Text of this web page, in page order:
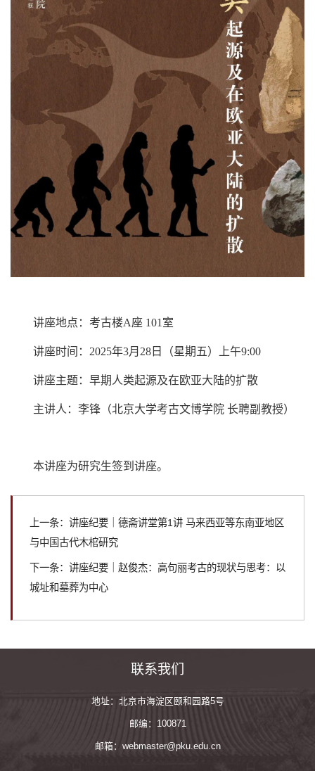
讲座地点：考古楼A座 101室
讲座时间：2025年3月28日（星期五）上午9:00
讲座主题：早期人类起源及在欧亚大陆的扩散
主讲人：李锋（北京大学考古文博学院 长聘副教授）
本讲座为研究生签到讲座。
上一条：讲座纪要｜德斋讲堂第1讲 马来西亚等东南亚地区
与中国古代木棺研究
下一条：讲座纪要｜赵俊杰：高句丽考古的现状与思考：以
城址和墓葬为中心
联系我们
地址：北京市海淀区颐和园路5号
邮编：100871
邮箱：webmaster@pku.edu.cn